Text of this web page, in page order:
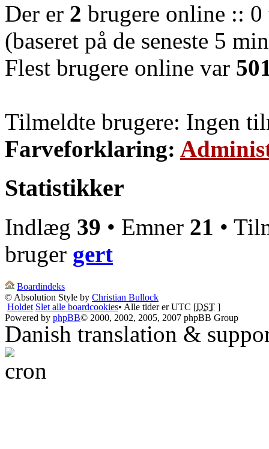
Der er 2 brugere online ::
(baseret på de seneste 5
Flest brugere online var
Tilmeldte brugere: Ingen
Farveforklaring:
Statistikker
Indlæg 39 • Emner 21 •
bruger gert
Boardindeks
© Absolution Style by Christian Bullock
Holdet Slet alle boardcookies• Alle tider er UTC [DST ]
Powered by phpBB© 2000, 2002, 2005, 2007 phpBB Group
Danish translation &